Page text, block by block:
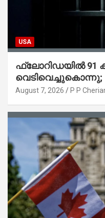
USA
ഫ്ലോറിഡയിൽ 91
വെടിവെച്ചുകൊന്നു;
ഹോമിലാക്കില്ലെന്ന്
August 7, 2026 P P